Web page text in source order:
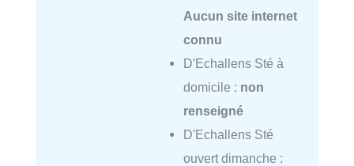
Aucun site internet
connu
D'Echallens Sté à
domicile : non
renseigné
D'Echallens Sté
ouvert dimanche :